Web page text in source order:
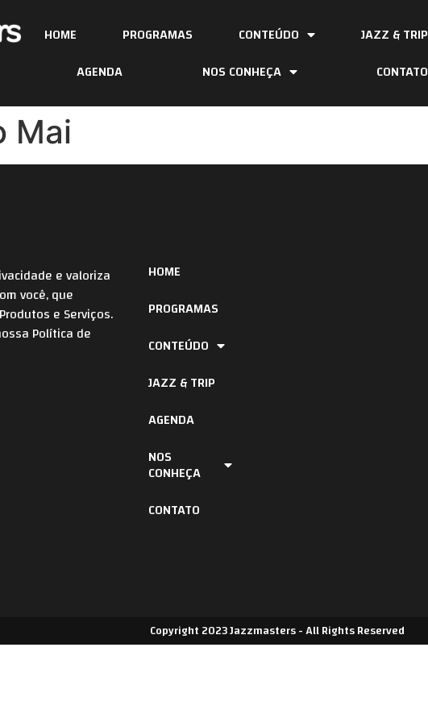
HOME PROGRAMAS CONTEÚDO
JAZZ & TRIP
AGENDA
NOS CONHEÇA CONTATO
Mai
e valoriza
você, que
e Serviços.
Política de
HOME
PROGRAMAS
CONTEÚDO
JAZZ & TRIP
AGENDA
NOS
CONHEÇA
CONTATO
Copyright 2023 Jazzmasters - All Rights Reserved